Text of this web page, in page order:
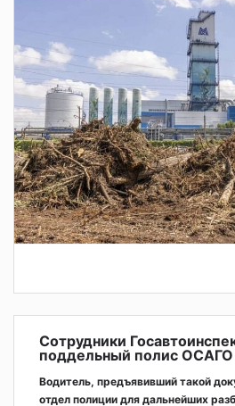
Сотрудники
поддельный полис ОСАГО
Водитель, предъявивший такой
отдел полиции для дальнейших